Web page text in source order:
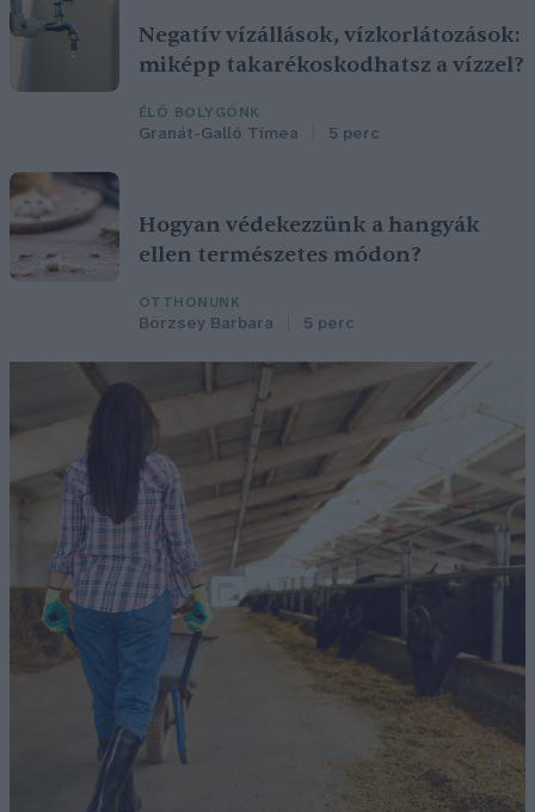
Negatív vízállások, vízkorlátozások:
miképp takarékoskodhatsz a vízzel?
ÉLŐ BOLYGÓNK
Granát-Galló Tímea 5 perc
Hogyan védekezzünk a hangyák
ellen természetes módon?
OTTHONUNK
Börzsey Barbara 5 perc